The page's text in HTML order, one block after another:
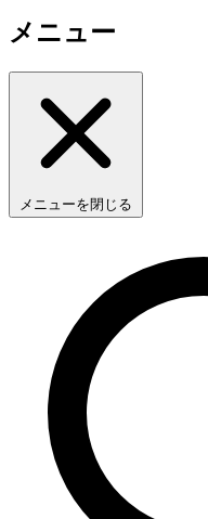
メニュー
メニューを閉じる